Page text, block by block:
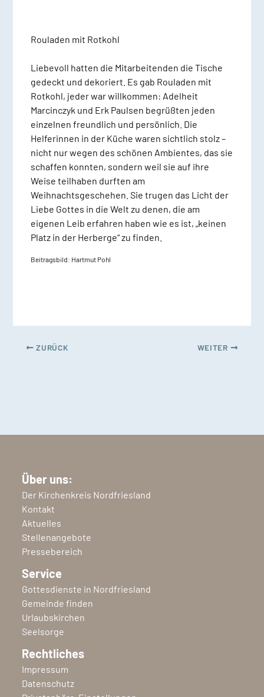
Rouladen mit Rotkohl
Liebevoll hatten die Mitarbeitenden die Tische
gedeckt und dekoriert. Es gab Rouladen mit
Rotkohl, jeder war willkommen: Adelheit
Marcinczyk und Erk Paulsen begrüßten jeden
einzelnen freundlich und persönlich. Die
Helferinnen in der Küche waren sichtlich stolz –
nicht nur wegen des schönen Ambientes, das sie
schaffen konnten, sondern weil sie auf ihre
Weise teilhaben durften am
Weihnachtsgeschehen. Sie trugen das Licht der
Liebe Gottes in die Welt zu denen, die am
eigenen Leib erfahren haben wie es ist, „keinen
Platz in der Herberge“ zu finden.
Beitragsbild: Hartmut Pohl
ZURÜCK WEITER
Über uns:
Der Kirchenkreis Nordfriesland
Kontakt
Aktuelles
Stellenangebote
Pressebereich
Service
Gottesdienste in Nordfriesland
Gemeinde finden
Urlaubskirchen
Seelsorge
Rechtliches
Impressum
Datenschutz